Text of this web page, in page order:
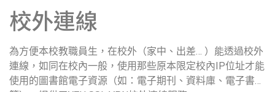
校外連線
為方便本校教職員生，在校外（家中、出差… ）能透過校外
連線，如同在校內一般，使用那些原本限定校內IP位址才能
使用的圖書館電子資源（如：電子期刊、資料庫、電子書…